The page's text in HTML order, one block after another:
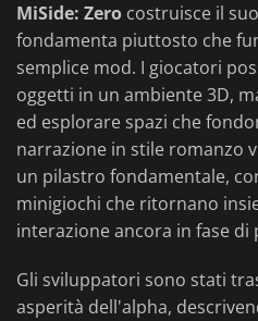
MiSide: Zero costruisce il
fondamenta piuttosto che
semplice mod. I giocatori
oggetti in un ambiente 3D,
ed esplorare spazi che
narrazione in stile romanzo
un pilastro fondamentale,
minigiochi che ritornano
interazione ancora in fase di
Gli sviluppatori sono stati
asperità dell'alpha,